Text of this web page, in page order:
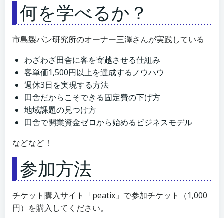
何を学べるか？
市島製パン研究所のオーナー三澤さんが実践している
わざわざ田舎に客を寄越させる仕組み
客単価1,500円以上を達成するノウハウ
週休3日を実現する方法
田舎だからこそできる固定費の下げ方
地域課題の見つけ方
田舎で開業資金ゼロから始めるビジネスモデル
などなど！
参加方法
チケット購入サイト「peatix」で参加チケット（1,000
円）を購入してください。